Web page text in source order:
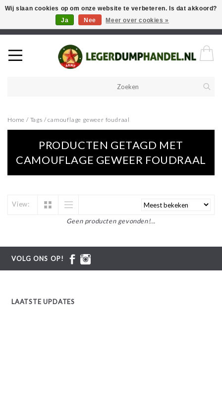
Welkom in onze webshop! Als u een product zoekt en deze niet kan
vinden in de webwinkel, neem vooral contact op!
Home / Tags /camouflage geweer foudraal
PRODUCTEN GETAGD MET
CAMOUFLAGE GEWEER FOUDRAAL
View:
Geen producten gevonden!...
VOLG ONS OP!
LAATSTE UPDATES
Wij slaan cookies op om onze website te verbeteren. Is dat akkoord?
Ja
Nee Meer over cookies »